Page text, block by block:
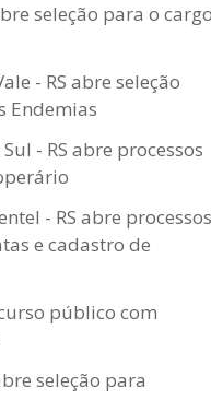
seleção para o
- RS abre seleção
Endemias
- RS abre processos
- RS abre processos
e cadastro de
público com
seleção para